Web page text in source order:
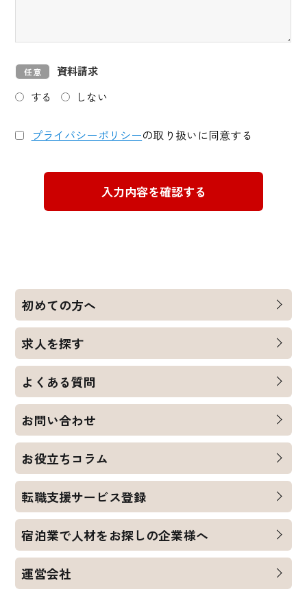
任意
資料請求
する
しない
プライバシーポリシーの取り扱いに同意する
初めての方へ
求人を探す
よくある質問
お問い合わせ
お役立ちコラム
転職支援サービス登録
宿泊業で人材をお探しの企業様へ
運営会社